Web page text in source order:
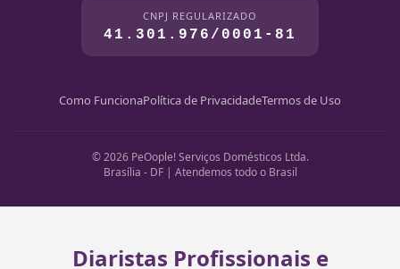
CNPJ REGULARIZADO
41.301.976/0001-81
Como FuncionaPolítica de PrivacidadeTermos de Uso
© 2026 PeOople! Serviços Domésticos Ltda.
Brasília - DF | Atendemos todo o Brasil
Diaristas Profissionais e